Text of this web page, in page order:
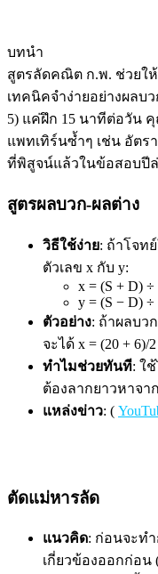
บทนำ
สูตรลัดคณิต ก.พ. ช่วยใ
เทคนิคจำง่ายอย่างผลบ
5) แค่ฝึก 15 นาทีต่อวัน
แพทเทิร์นซ้ำๆ เช่น อัตร
ที่พิสูจน์แล้วในข้อสอบปี
สูตรผลบวก-ผลต่าง
วิธีใช้ง่าย: ถ้าโจท
ตัวเลข x กับ y:
x = (S + D) ÷
y = (S − D) ÷
ตัวอย่าง: ถ้าผลบว
จะได้ x = (20 + 6)/
ทำไมช่วยทันที: ใ
ต้องลากยาวหาจ
แหล่งข่าว: (
ตัดแม่หารลัด
แนวคิด: ก่อนจะท
เกี่ยวข้องออกก่อน